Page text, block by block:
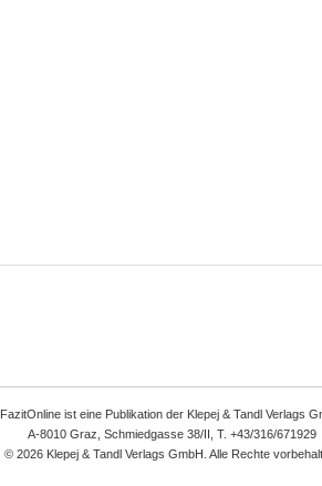
FazitOnline ist eine Publikation der Klepej & Tandl Verlags
A-8010 Graz, Schmiedgasse 38/II, T. +43/316/671929
© 2026 Klepej & Tandl Verlags GmbH. Alle Rechte